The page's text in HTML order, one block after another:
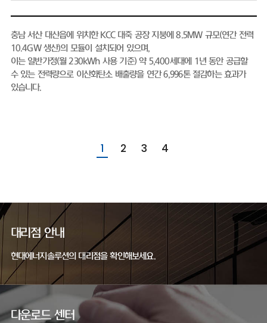
충남 서산 대산읍에 위치한 KCC 대죽 공장 지붕에 8.5MW 규모(연간 전력
10.4GW 생산)의 모듈이 설치되어 있으며,
이는 일반가정(월 230kWh 사용 기준) 약 5,400세대에 1년 동안 공급할
수 있는 전력량으로 이산화탄소 배출량을 연간 6,996톤 절감하는 효과가
있습니다.
1 2 3 4
대리점 안내
현대에너지솔루션의 대리점을 확인해보세요.
다운로드 센터